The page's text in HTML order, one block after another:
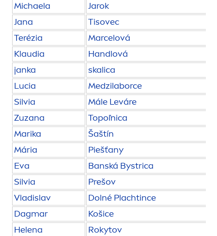
Michaela
Jarok
Jana
Tisovec
Terézia
Marcelová
Klaudia
Handlová
janka
skalica
Lucia
Medzilaborce
Silvia
Mále Leváre
Zuzana
Topoľnica
Marika
Šaštín
Mária
Piešťany
Eva
Banská Bystrica
Silvia
Prešov
Vladislav
Dolné Plachtince
Dagmar
Košice
Helena
Rokytov